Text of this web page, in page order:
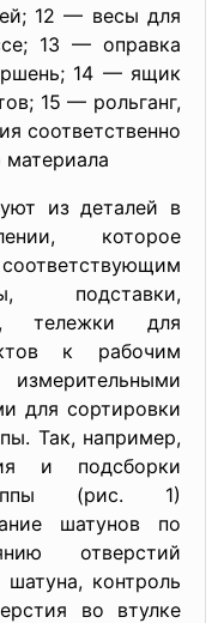
12 — весы для
13 — оправка
14 — ящик
15 — рольганг,
соответственно
материала
из деталей в
которое
подставки,
тележки для
к рабочим
для сортировки
Так, например,
и подсборки
(рис. 1)
шатунов по
отверстий
контроль
во втулке